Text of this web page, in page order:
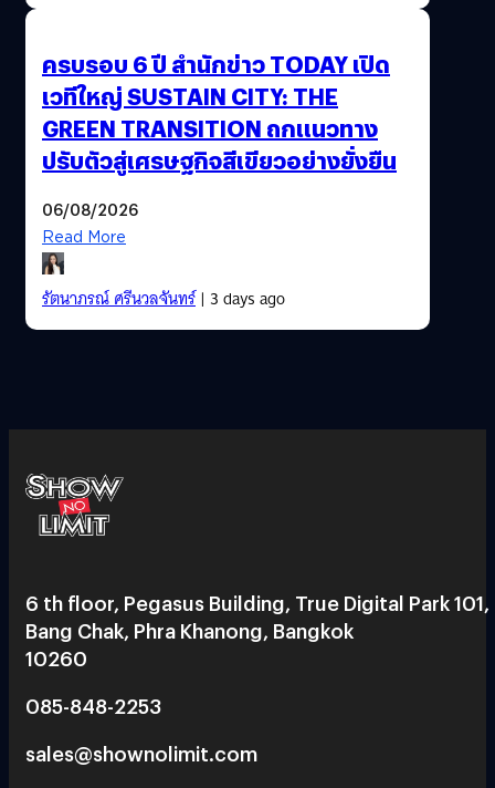
ครบรอบ 6 ปี สำนักข่าว TODAY เปิด
เวทีใหญ่ SUSTAIN CITY: THE
GREEN TRANSITION ถกแนวทาง
ปรับตัวสู่เศรษฐกิจสีเขียวอย่างยั่งยืน
06/08/2026
Read More
รัตนาภรณ์ ศรีนวลจันทร์| 3 days ago
6 th floor, Pegasus Building, True Digital Park 101,
Bang Chak, Phra Khanong, Bangkok
10260
085-848-2253
sales@shownolimit.com